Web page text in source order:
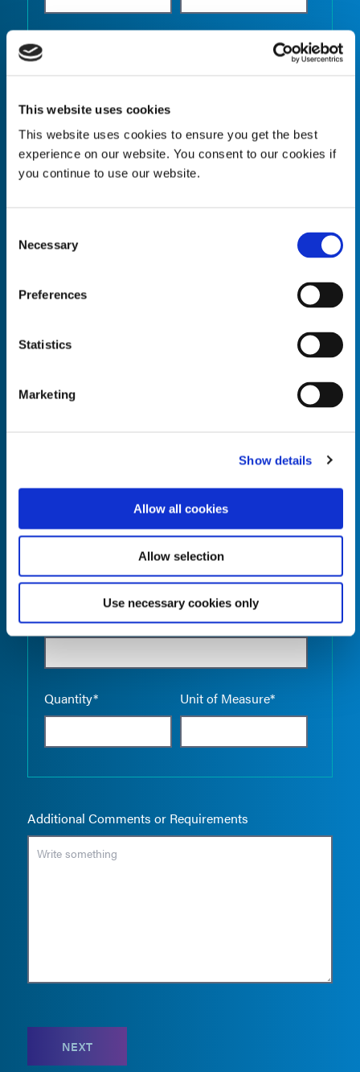
This website uses cookies
This website uses cookies to ensure you get the best
experience on our website. You consent to our cookies if
you continue to use our website.
Selection
Necessary
Preferences
Statistics
Marketing
Show details
Allow all cookies
Allow selection
Use necessary cookies only
Quantity* Unit of Measure*
Empty
Product Name* Empty
Unit of Measure*
Product Name*
Quantity* Unit of Measure*
Additional Comments or Requirements
NEXT